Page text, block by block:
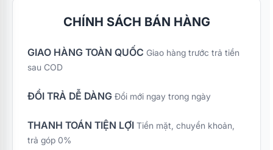
CHÍNH SÁCH BÁN HÀNG
GIAO HÀNG TOÀN QUỐC Giao hàng trước trả tiền
sau COD
ĐỔI TRẢ DỄ DÀNG Đổi mới ngay trong ngày
THANH TOÁN TIỆN LỢI Tiền mặt, chuyển khoản,
trả góp 0%